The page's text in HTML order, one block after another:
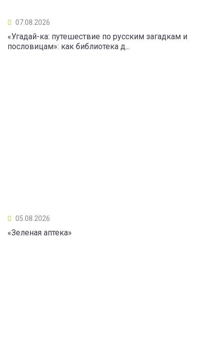
07.08.2026
«Угадай-ка: путешествие по русским загадкам и
пословицам»: как библиотека д...
05.08.2026
«Зеленая аптека»